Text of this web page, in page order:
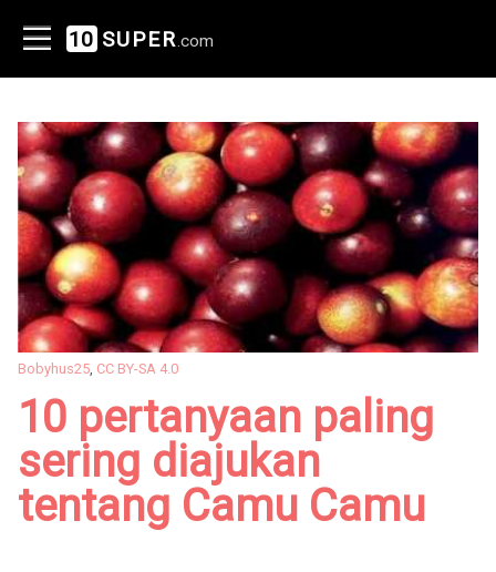
10 SUPER .com
Bobyhus25, CC BY-SA 4.0
10 pertanyaan paling
sering diajukan
tentang Camu Camu